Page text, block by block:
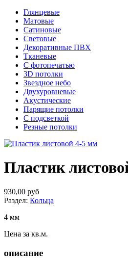
Глянцевые
Матовые
Сатиновые
Световые
Декоративные ПВХ
Тканевые
С фотопечатью
3D потолки
Звездное небо
Двухуровневые
Акустические
Парящие потолки
С подсветкой
Резные потолки
Пластик
930,00 руб
Раздел: Кольца
4 мм
Цена за кв.м.
описание